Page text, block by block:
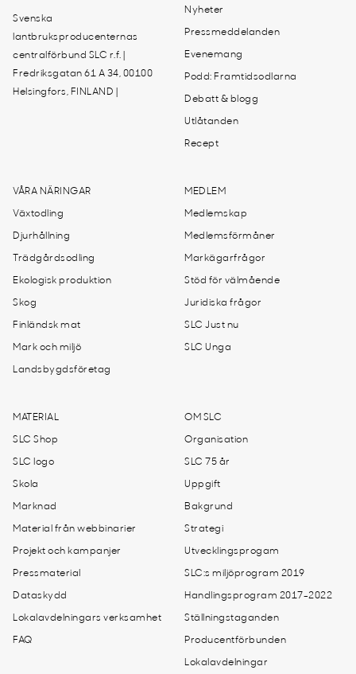
Svenska
lantbruksproducenternas
centralförbund SLC r.f. |
Fredriksgatan 61 A 34, 00100
Helsingfors, FINLAND |
Nyheter
Pressmeddelanden
Evenemang
Podd: Framtidsodlarna
Debatt & blogg
Utlåtanden
Recept
VÅRA NÄRINGAR
Växtodling
Djurhållning
Trädgårdsodling
Ekologisk produktion
Skog
Finländsk mat
Mark och miljö
Landsbygdsföretag
MEDLEM
Medlemskap
Medlemsförmåner
Markägarfrågor
Stöd för välmående
Juridiska frågor
SLC Just nu
SLC Unga
MATERIAL
SLC Shop
SLC logo
Skola
Marknad
Material från webbinarier
Projekt och kampanjer
Pressmaterial
Dataskydd
Lokalavdelningars verksamhet
FAQ
OM SLC
Organisation
SLC 75 år
Uppgift
Bakgrund
Strategi
Utvecklingsprogam
SLC:s miljöprogram 2019
Handlingsprogram 2017-2022
Ställningstaganden
Producentförbunden
Lokalavdelningar